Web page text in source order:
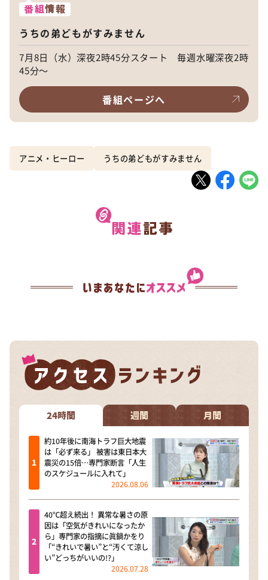
番組情報
うちの弟どもがすみません
7月8日（水）深夜2時45分スタート 毎週水曜深夜2時
45分～
番組ページへ
アニメ・ヒーロー うちの弟どもがすみません
24時間 週間 月間
約10年後に南海トラフ巨大地震
は「必ず来る」 被害は東日本大
震災の15倍…専門家断言「人生
のスケジュールに入れて」
2026.08.06
40℃超え続出！ 異常な暑さの原
因は「空気がきれいになったか
ら」専門家の指摘に眞鍋かをり
「“きれいで暑い”と“汚くて涼し
い”どっちがいいの!?」
2026.07.28